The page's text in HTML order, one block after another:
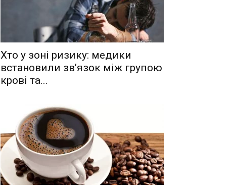
Хто у зоні ризику: медики
встановили зв’язок між групою
крові та...